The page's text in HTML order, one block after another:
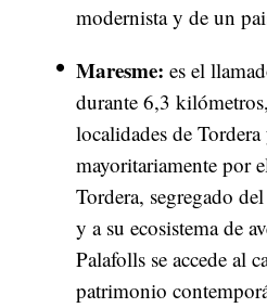
modernista y de un
Maresme: es el
durante 6,3
localidades de
mayoritariamente por
Tordera, segregado
y a su ecosistema de
Palafolls se accede al
patrimonio